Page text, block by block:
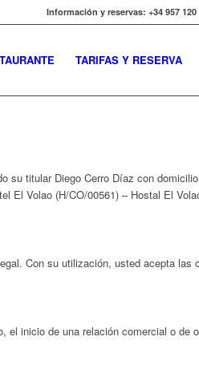
Información y reservas: +34 957 120
TARIFAS Y RESERVA
su titular Diego Cerro Díaz con
El Volao (H/CO/00561) – Hostal El
Con su utilización, usted acepta las
el inicio de una relación comercial o de